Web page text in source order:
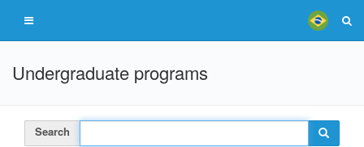
Undergraduate programs
Search